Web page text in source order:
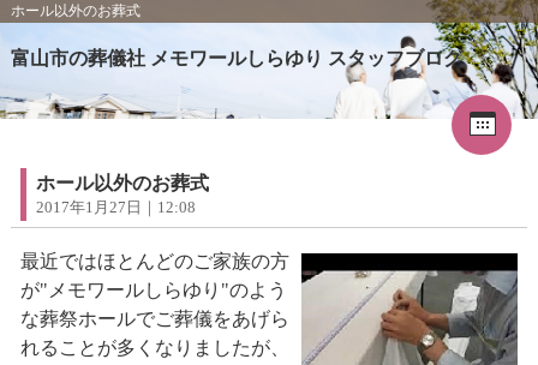
ホール以外のお葬式
富山市の葬儀社 メモワールしらゆり スタッフブログ
2
3
4 5
10
11 12
17
18 19 20 21 22
23
24
25 26 27 28 29
30
31
ホール以外のお葬式
2017年1月27日｜12:08
最近ではほとんどのご家族の方
が"メモワールしらゆり"のよう
な葬祭ホールでご葬儀をあげら
れることが多くなりましたが、